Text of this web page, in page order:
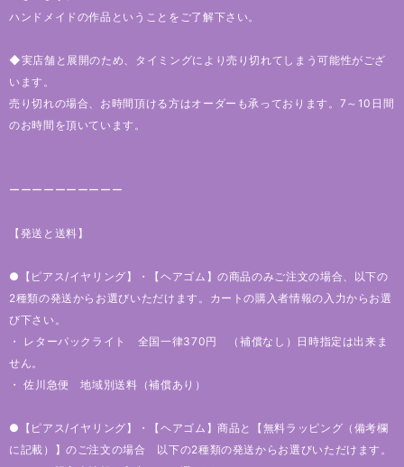
ハンドメイドの作品ということをご了解下さい。
◆実店舗と展開のため、タイミングにより売り切れてしまう可能性がござ
います。
売り切れの場合、お時間頂ける方はオーダーも承っております。7～10日間
のお時間を頂いています。
ーーーーーーーーーー
【発送と送料】
●【ピアス/イヤリング】・【ヘアゴム】の商品のみご注文の場合、以下の
2種類の発送からお選びいただけます。カートの購入者情報の入力からお選
び下さい。
・ レターパックライト 全国一律370円 （補償なし）日時指定は出来ま
せん。
・ 佐川急便 地域別送料（補償あり）
●【ピアス/イヤリング】・【ヘアゴム】商品と【無料ラッピング（備考欄
に記載）】のご注文の場合 以下の2種類の発送からお選びいただけます。